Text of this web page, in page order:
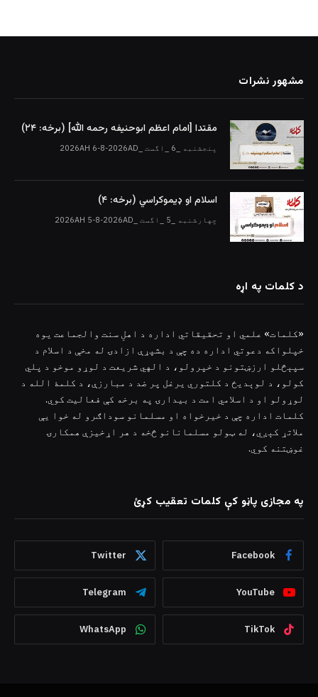
مشهور نشرات
مقتدا [امام اعظم ابوحنیفه رحمه الله‎] (برخه: ۲۴)
پنجشنبه _6 _اگست _2026AH 6-8-2026AD
اسلام او ډیموکراسي (برخه: ۴)
چهارشنبه _5 _اگست _2026AH 5-8-2026AD
د کلمات په اړه
«کلمات» علمي او تحقیقاتي اداره د اهلِ سنت والجماعت یوه
خپلواکه دعوتي اداره ده چې د بشپړې ازادۍ له مخې د اسلام د
سپېڅلو ارزښتونو د خپرولو، د الهي شریعت د لوړو موخو د پلي
کولو، د لوېدیځ د کلتوري یرغل پر ضد د مبارزې، د کلمۀ الله د
لوړولو او د اسلامي امت د بیدارۍ په برخه کې فعالیت کوي.
کلمات اداره چې د خیرخواه او مسلمانو سوداګرو له خوا یې
ملاتړ کېږي، له ټولو مسلمانانو څخه د هر اړخیزې همکارۍ
غوښتنه کوي.
په مجازی پاڼو کې کلمات تعقیب کړئ
Facebook
Twitter
YouTube
Telegram
TikTok
WhatsApp